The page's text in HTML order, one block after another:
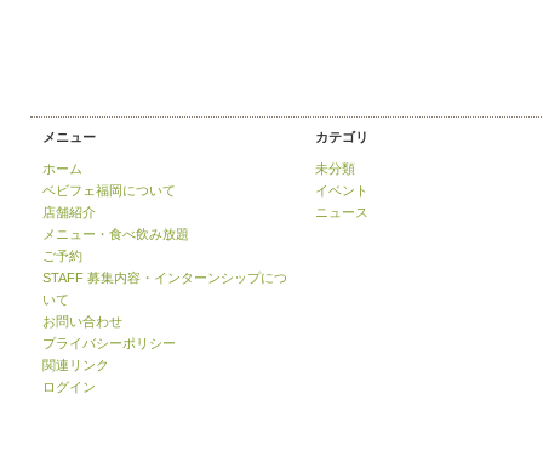
メニュー
ホーム
ベビフェ福岡について
店舗紹介
メニュー・食べ飲み放題
ご予約
STAFF 募集内容・インターンシップにつ
いて
お問い合わせ
プライバシーポリシー
関連リンク
ログイン
カテゴリ
未分類
イベント
ニュース